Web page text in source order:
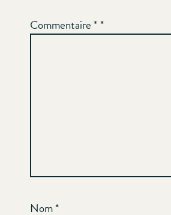
Commentaire*
Nom*